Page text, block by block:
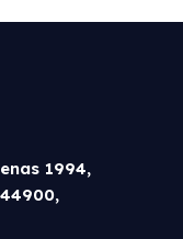
1994,